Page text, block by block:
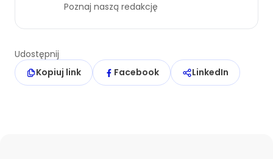
Poznaj naszą redakcję
Udostępnij
Kopiuj link
Facebook LinkedIn